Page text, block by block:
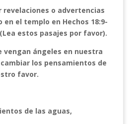
revelaciones o advertencias
en el templo en Hechos 18:9-
(Lea estos pasajes por favor).
vengan ángeles en nuestra
los pensamientos de
favor.
de las aguas,